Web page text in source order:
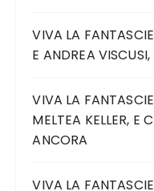
VIVA LA
E ANDREA
VIVA LA
MELTEA KELLER, E
ANCORA
VIVA LA